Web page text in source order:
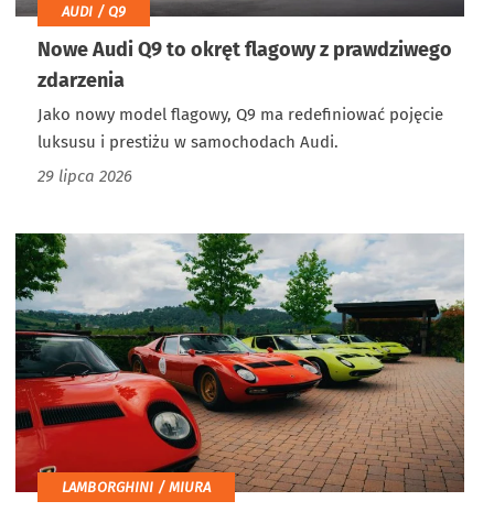
AUDI / Q9
Nowe Audi Q9 to okręt flagowy z prawdziwego
zdarzenia
Jako nowy model flagowy, Q9 ma redefiniować pojęcie
luksusu i prestiżu w samochodach Audi.
29 lipca 2026
LAMBORGHINI / MIURA